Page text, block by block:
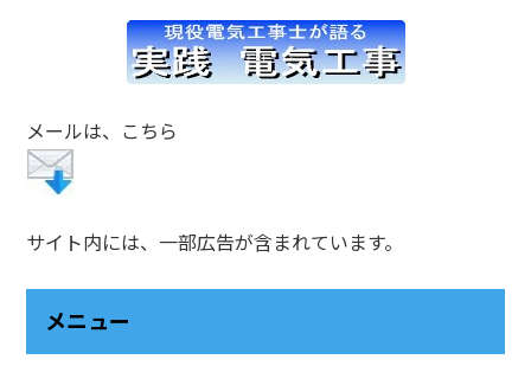
メールは、こちら
サイト内には、一部広告が含まれています。
メニュー